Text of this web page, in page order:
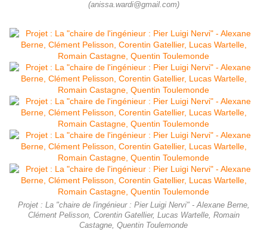
(anissa.wardi@gmail.com)
Projet : La "chaire de l'ingénieur : Pier Luigi Nervi" - Alexane Berne,
Clément Pelisson, Corentin Gatellier, Lucas Wartelle, Romain
Castagne, Quentin Toulemonde